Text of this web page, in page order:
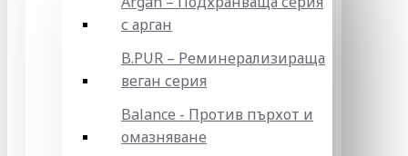
с арган
B.PUR – Реминерализираща
веган серия
Balance - Против пърхот и
омазняване